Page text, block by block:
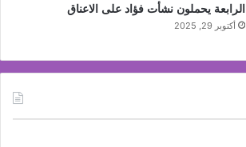
الرابعة يحملون نشأت فؤاد على الاعناق
أكتوبر 29, 2025